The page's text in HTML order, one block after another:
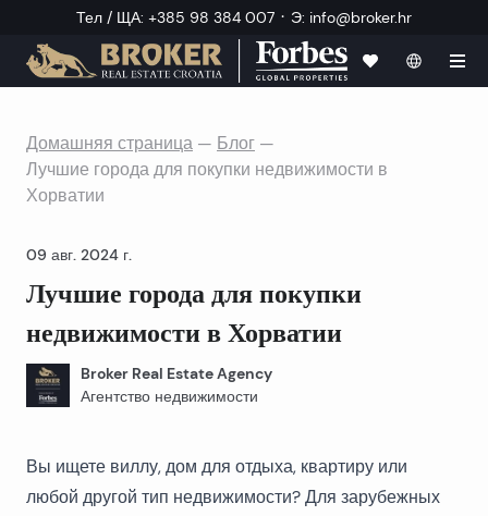
Тел / ЩА: +385 98 384 007 · Э: info@broker.hr
Домашняя страница — Блог —
Лучшие города для покупки недвижимости в
Хорватии
09 авг. 2024 г.
Лучшие города для покупки
недвижимости в Хорватии
Broker Real Estate Agency
Агентство недвижимости
Вы ищете виллу, дом для отдыха, квартиру или
любой другой тип недвижимости? Для зарубежных